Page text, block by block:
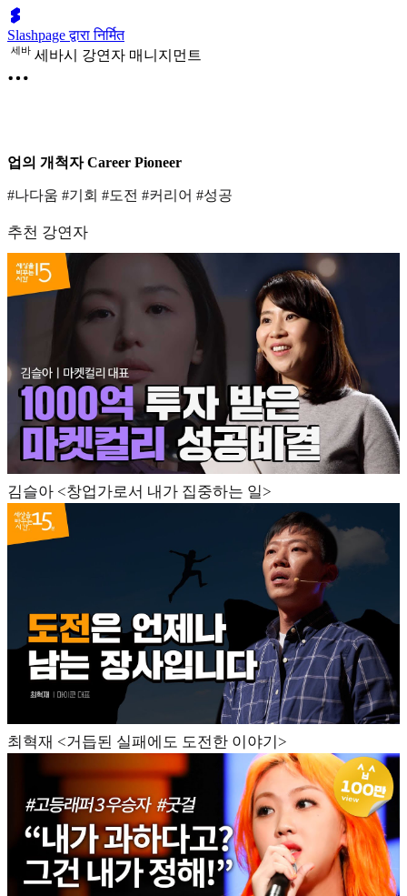
Slashpage द्वारा निर्मित
세바 세바시 강연자 매니지먼트
업의 개척자 Career Pioneer
#나다움 #기회 #도전 #커리어 #성공
추천 강연자
김슬아 <창업가로서 내가 집중하는 일>
최혁재 <거듭된 실패에도 도전한 이야기>